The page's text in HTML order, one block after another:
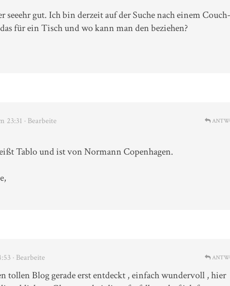
gut. Ich bin derzeit auf der Suche nach einem Couch-
für ein Tisch und wo kann man den beziehen?
23:31 · Bearbeite
Tablo und ist von Normann Copenhagen.
· Bearbeite
tollen Blog gerade erst entdeckt , einfach wundervoll , hier